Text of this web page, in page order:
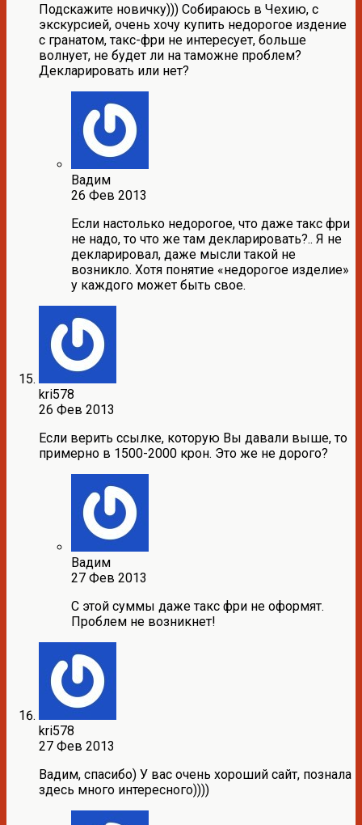
Подскажите новичку))) Собираюсь в Чехию, с
экскурсией, очень хочу купить недорогое издение
с гранатом, такс-фри не интересует, больше
волнует, не будет ли на таможне проблем?
Декларировать или нет?
Вадим
26 Фев 2013
Если настолько недорогое, что даже такс фри
не надо, то что же там декларировать?.. Я не
декларировал, даже мысли такой не
возникло. Хотя понятие «недорогое изделие»
у каждого может быть свое.
kri578
26 Фев 2013
Если верить ссылке, которую Вы давали выше, то
примерно в 1500-2000 крон. Это же не дорого?
Вадим
27 Фев 2013
С этой суммы даже такс фри не оформят.
Проблем не возникнет!
kri578
27 Фев 2013
Вадим, спасибо) У вас очень хороший сайт, познала
здесь много интересного))))